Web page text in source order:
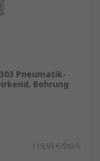
Druckluft
Zylinders
Pneumatik-
Bohrung
119,93 €/Stück